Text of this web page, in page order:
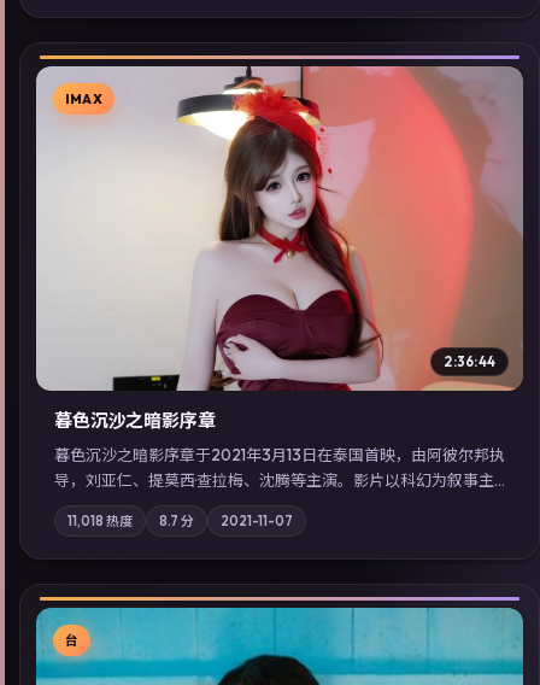
线看」延展检索同类型高分佳作，畅享高清在线追剧体验。
▶
IMAX
2:36:44
暮色沉沙之暗影序章
暮色沉沙之暗影序章于2021年3月13日在泰国首映，由阿彼尔邦执
导，刘亚仁、提莫西·查拉梅、沈腾等主演。影片以科幻为叙事主
轴，一场意外将众人卷入不可撤回的连锁反应；摄影与配乐强化
地域气质；站内亦可通过「国产免费观看高清电视剧在线看」延
展检索同类型高分佳作，畅享高清在线追剧体验。
11,018 热度 8.7 分 2021-11-07
台